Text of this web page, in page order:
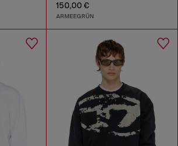
150,00 €
ARMEEGRÜN